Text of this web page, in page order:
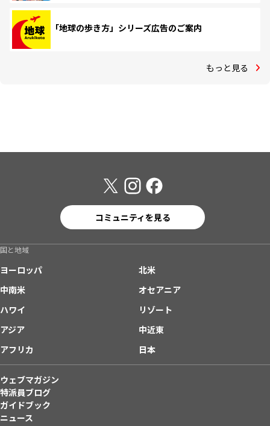
「地球の歩き方」シリーズ広告のご案内
もっと見る
コミュニティを見る
国と地域
ヨーロッパ
北米
中南米
オセアニア
ハワイ
リゾート
アジア
中近東
アフリカ
日本
ウェブマガジン
特派員ブログ
ガイドブック
ニュース